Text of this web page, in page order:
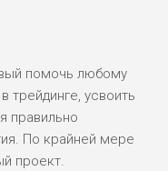
помочь любому
усвоить
правильно
По крайней мере
проект.